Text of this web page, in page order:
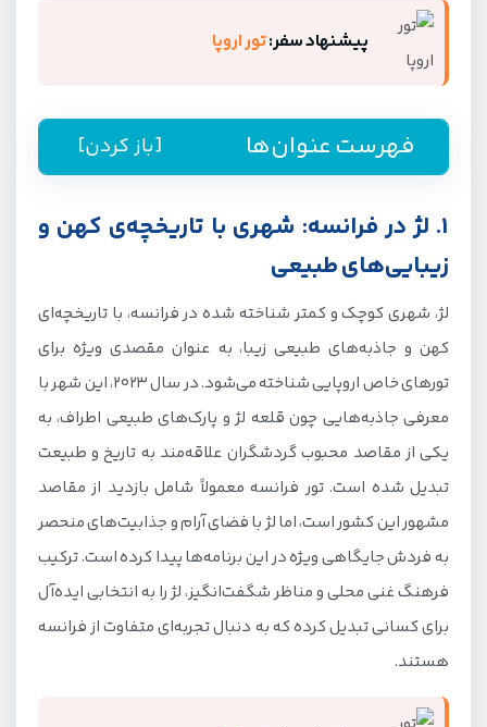
پیشنهاد سفر:تور اروپا
فهرست عنوان‌ها [باز کردن]
زیبایی‌های طبیعی
2. نووارا در ایتالیا: شهر آرام با معماری منحصر به فرد
3. کاتانیا در ایتالیا: جذابیت‌های کمتر شناخته شده
در سیسیل
4. تالین در استونی: شهری با تاریخچه‌ی غنی و
معماری زیبای قرون وسطی
5. بوزائو در رومانی: شهری با جاذبه‌های طبیعی و
فرهنگی خاص
راهنمای انتخاب بهترین تورهای خاص به اروپا
1. لژ در فرانسه: شهری با تاریخچه‌ی کهن و
زیبایی‌های طبیعی
لژ، شهری کوچک و کمتر شناخته شده در فرانسه، با تاریخچه‌ای
کهن و جاذبه‌های طبیعی زیبا، به عنوان مقصدی ویژه برای
تورهای خاص اروپایی شناخته می‌شود. در سال 2023، این شهر با
معرفی جاذبه‌هایی چون قلعه لژ و پارک‌های طبیعی اطراف، به
یکی از مقاصد محبوب گردشگران علاقه‌مند به تاریخ و طبیعت
تبدیل شده است. تور فرانسه معمولاً شامل بازدید از مقاصد
مشهور این کشور است، اما لژ با فضای آرام و جذابیت‌های منحصر
به فردش جایگاهی ویژه در این برنامه‌ها پیدا کرده است. ترکیب
فرهنگ غنی محلی و مناظر شگفت‌انگیز، لژ را به انتخابی ایده‌آل
برای کسانی تبدیل کرده که به دنبال تجربه‌ای متفاوت از فرانسه
هستند.